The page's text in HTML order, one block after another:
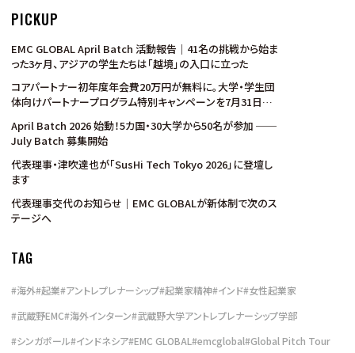
PICKUP
EMC GLOBAL April Batch 活動報告｜41名の挑戦から始ま
った3ヶ月、アジアの学生たちは「越境」の入口に立った
コアパートナー初年度年会費20万円が無料に。大学・学生団
体向けパートナープログラム特別キャンペーンを7月31日ま
April Batch 2026 始動！5カ国・30大学から50名が参加 ──
July Batch 募集開始
代表理事・津吹達也が「SusHi Tech Tokyo 2026」に登壇し
ます
代表理事交代のお知らせ｜EMC GLOBALが新体制で次のス
テージへ
TAG
#海外#起業#アントレプレナーシップ#起業家精神#インド#女性起業家
#武蔵野EMC#海外インターン#武蔵野大学アントレプレナーシップ学部
#シンガポール#インドネシア#EMC GLOBAL#emcglobal#Global Pitch Tour